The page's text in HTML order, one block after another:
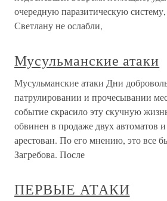
очередную паразитическую
Светлану не ослабли,
Мусульманские атаки
Мусульманские атаки Дни
патрулировании и прочесывании
событие скрасило эту скучную
обвинен в продаже двух автоматов
арестован. По его мнению, это все
Загребова. После
ПЕРВЫЕ АТАКИ